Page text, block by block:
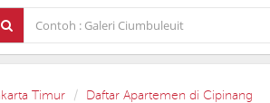
Timur Daftar Apartemen di Cipinang